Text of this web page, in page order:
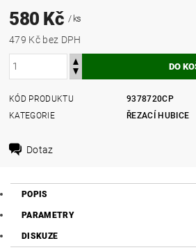
580 Kč / ks
479 Kč bez DPH
KÓD PRODUKTU
9378720CP
KATEGORIE
ŘEZACÍ HUBICE
Dotaz
POPIS
PARAMETRY
DISKUZE